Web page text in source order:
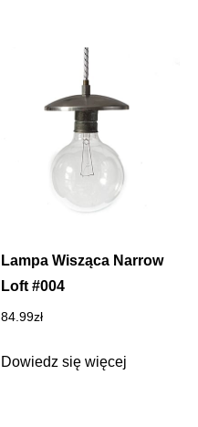
Lampa Wisząca Narrow
Loft #004
84.99zł
Dowiedz się więcej